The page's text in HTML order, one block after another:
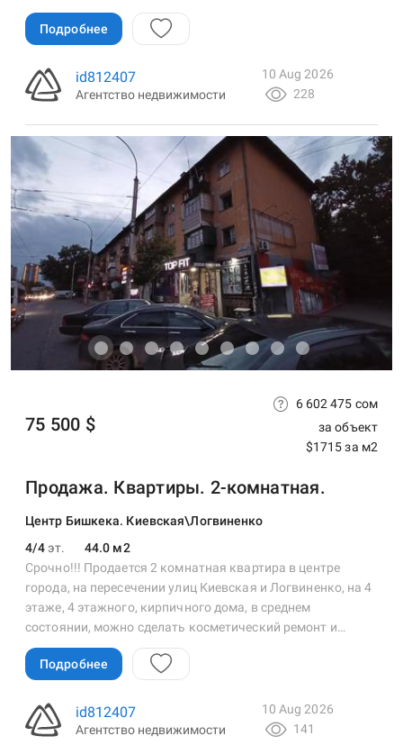
Подробнее
id812407
Агентство недвижимости
10 Aug 2026
228
Продажа. Квартиры. 2-комнатная.
Центр Бишкека. Киевская\Логвиненко
4/4 эт. 44.0 м2
75 500 $
6 602 475 сом
за объект
$1715 за м2
Срочно!!! Продается 2 комнатная квартира в центре
города, на пересечении улиц Киевская и Логвиненко, на 4
этаже, 4 этажного, кирпичного дома, в среднем
состоянии, можно сделать косметический ремонт и…
Подробнее
id812407
Агентство недвижимости
10 Aug 2026
141